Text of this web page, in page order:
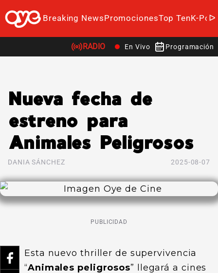
Breaking NewsPromocionesTop TenK-Pop
RADIO En Vivo Programación
Nueva fecha de
estreno para
Animales Peligrosos
DANIA SÁNCHEZ 2025-08-07
PUBLICIDAD
Esta nuevo thriller de supervivencia
“Animales peligrosos” llegará a cines